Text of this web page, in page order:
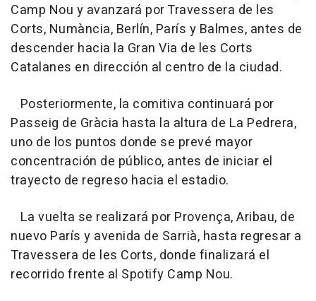
Camp Nou y avanzará por Travessera de les
Corts, Numància, Berlín, París y Balmes, antes de
descender hacia la Gran Via de les Corts
Catalanes en dirección al centro de la ciudad.
Posteriormente, la comitiva continuará por
Passeig de Gràcia hasta la altura de La Pedrera,
uno de los puntos donde se prevé mayor
concentración de público, antes de iniciar el
trayecto de regreso hacia el estadio.
La vuelta se realizará por Provença, Aribau, de
nuevo París y avenida de Sarrià, hasta regresar a
Travessera de les Corts, donde finalizará el
recorrido frente al Spotify Camp Nou.